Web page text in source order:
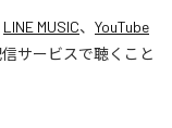
LINE MUSIC、 YouTube
サービスで聴くこと